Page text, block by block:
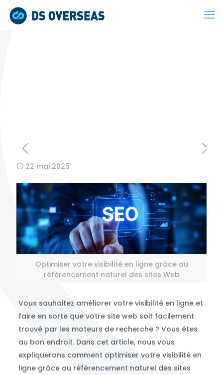
22 mai 2025
Optimiser votre visibilité en ligne grâce au
référencement naturel des sites Web
Vous souhaitez améliorer votre visibilité en ligne et
faire en sorte que votre site web soit facilement
trouvé par les moteurs de recherche ? Vous êtes
au bon endroit. Dans cet article, nous vous
expliquerons comment optimiser votre visibilité en
ligne grâce au référencement naturel des sites